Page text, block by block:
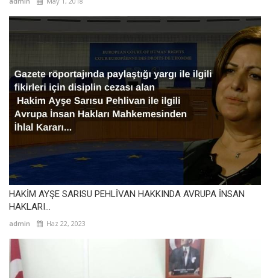
HAKİM AYŞE SARISU PEHLİVAN HAKKINDA AVRUPA İNSAN
HAKLARI...
admin Haz 22, 2023